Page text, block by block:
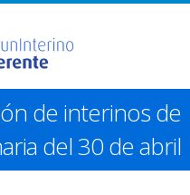
de interinos de
del 30 de abril